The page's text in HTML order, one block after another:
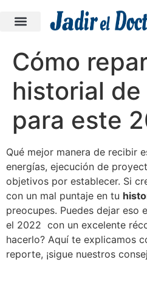
Cómo
historial
para este
Qué mejor manera de recibir
energías, ejecución de
objetivos por establecer. Si
con un mal puntaje en tu
preocupes. Puedes dejar eso
el 2022 con un excelente
hacerlo? Aquí te explicamos
reporte, ¡sigue nuestros